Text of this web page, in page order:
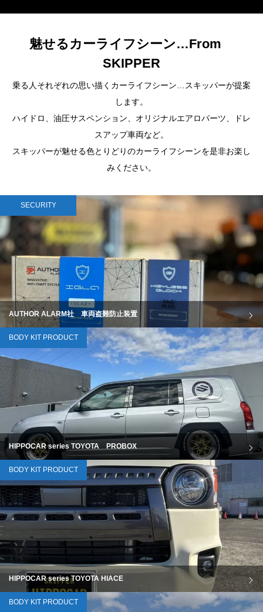
魅せるカーライフシーン…From
SKIPPER
乗る人それぞれの思い描くカーライフシーン…スキッパーが提案
します。
ハイドロ、油圧サスペンション、オリジナルエアロパーツ、ドレ
スアップ車両など。
スキッパーが魅せる色とりどりのカーライフシーンを是非お楽し
みください。
SECURITY
AUTHOR ALARM社 車両盗難防止装置
BODY KIT PRODUCT
HIPPOCAR series TOYOTA PROBOX
BODY KIT PRODUCT
HIPPOCAR series TOYOTA HIACE
BODY KIT PRODUCT